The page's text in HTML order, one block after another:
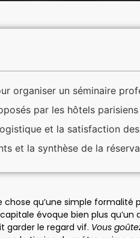
organiser un séminaire
par les hôtels
et la satisfaction
et la synthèse de la
chose qu’une simple formalité
évoque bien plus qu’un
garder le regard vif. Vous